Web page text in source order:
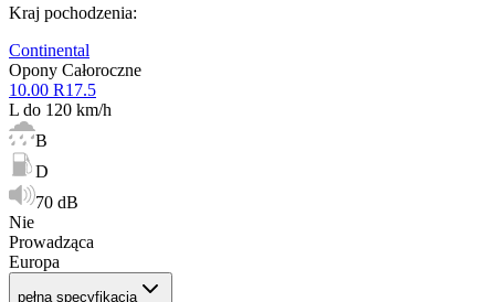
Kraj pochodzenia:
Continental
Opony Całoroczne
10.00 R17.5
L do 120 km/h
B
D
70 dB
Nie
Prowadząca
Europa
pełna specyfikacja